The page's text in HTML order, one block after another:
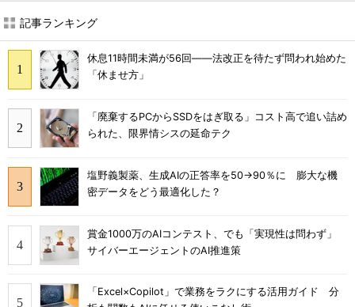
記事ランキング
休息11時間未満が56回――法改正を待たず問われ始めた
「休ませ方」
「廃棄するPCからSSDをはぎ取る」コスト高で追い詰め
られた、限界情シスの延命テク
塩野義製薬、生成AIの正答率を50→90％に 膨大な機
密データをどう最適化した？
賞金1000万のAIコンテスト、でも「実現性は問わず」
サイバーエージェントのAI推進策
「Excel×Copilot」で業務をラクにする活用ガイド 分